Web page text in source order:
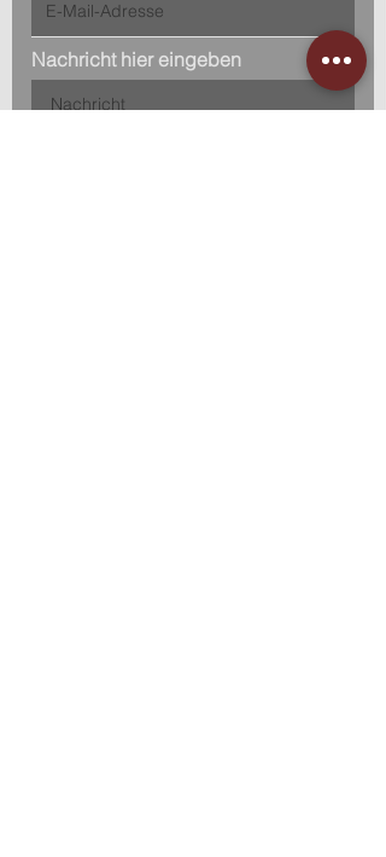
Nachricht hier eingeben